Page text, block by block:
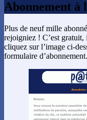
Abonnement à
Plus de neuf mille
rejoigniez ! C’est
cliquez sur l’image ci-
formulaire d’abonnement.